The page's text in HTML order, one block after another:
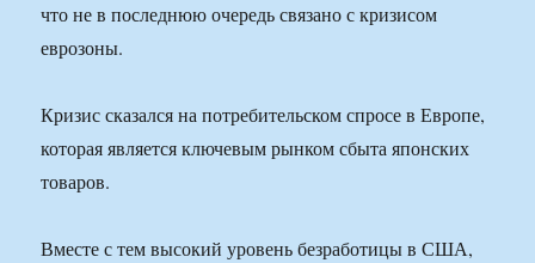
что не в последнюю очередь связано с кризисом
еврозоны.
Кризис сказался на потребительском спросе в Европе,
которая является ключевым рынком сбыта японских
товаров.
Вместе с тем высокий уровень безработицы в США,